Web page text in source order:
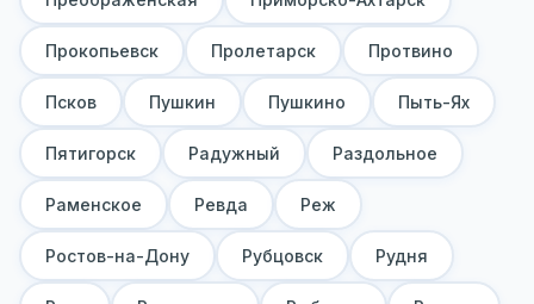
Прокопьевск Пролетарск Протвино
Псков Пушкин Пушкино Пыть-Ях
Пятигорск Радужный Раздольное
Раменское Ревда Реж
Ростов-на-Дону Рубцовск Рудня